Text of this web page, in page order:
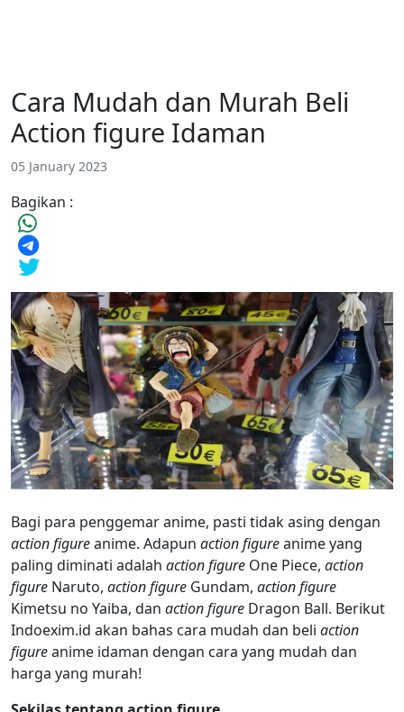
Cara Mudah dan Murah Beli
Action figure Idaman
05 January 2023
Bagikan :
Bagi para penggemar anime, pasti tidak asing dengan
action figureanime. Adapun action figureanime yang
paling diminati adalah action figure One Piece, action
figure Naruto, action figure Gundam, action figure
Kimetsu no Yaiba, dan action figure Dragon Ball. Berikut
Indoexim.id akan bahas cara mudah dan beli action
figureanime idaman dengan cara yang mudah dan
harga yang murah!